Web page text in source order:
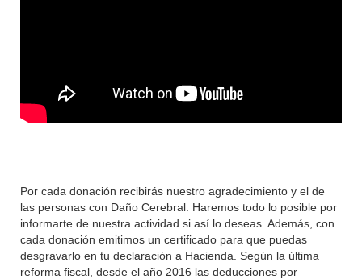
Por cada donación recibirás nuestro agradecimiento y el de
las personas con Daño Cerebral. Haremos todo lo posible por
informarte de nuestra actividad si así lo deseas. Además, con
cada donación emitimos un certificado para que puedas
desgravarlo en tu declaración a Hacienda. Según la última
reforma fiscal, desde el año 2016 las deducciones por